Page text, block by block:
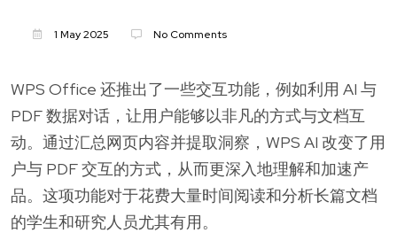
1 May 2025 No Comments
WPS Office 还推出了一些交互功能，例如利用 AI 与
PDF 数据对话，让用户能够以非凡的方式与文档互
动。通过汇总网页内容并提取洞察，WPS AI 改变了用
户与 PDF 交互的方式，从而更深入地理解和加速产
品。这项功能对于花费大量时间阅读和分析长篇文档
的学生和研究人员尤其有用。